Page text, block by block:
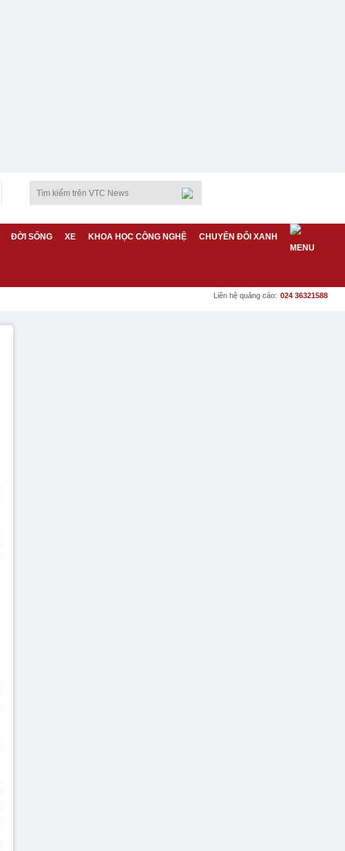
ĐỜI SỐNG XE KHOA HỌC CÔNG NGHỆ CHUYỂN ĐỔI XANH
Liên hệ quảng cáo: 024 36321588